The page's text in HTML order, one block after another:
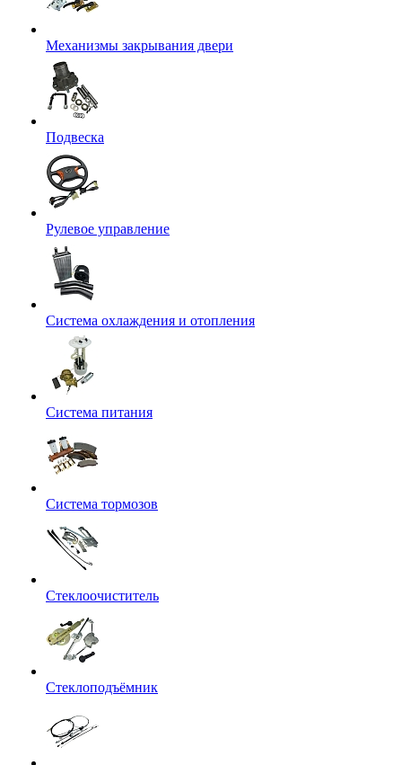
Механизмы закрывания двери
Подвеска
Рулевое управление
Система охлаждения и отопления
Система питания
Система тормозов
Стеклоочиститель
Стеклоподъёмник